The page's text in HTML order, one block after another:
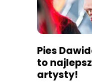
Pies
to
artysty!